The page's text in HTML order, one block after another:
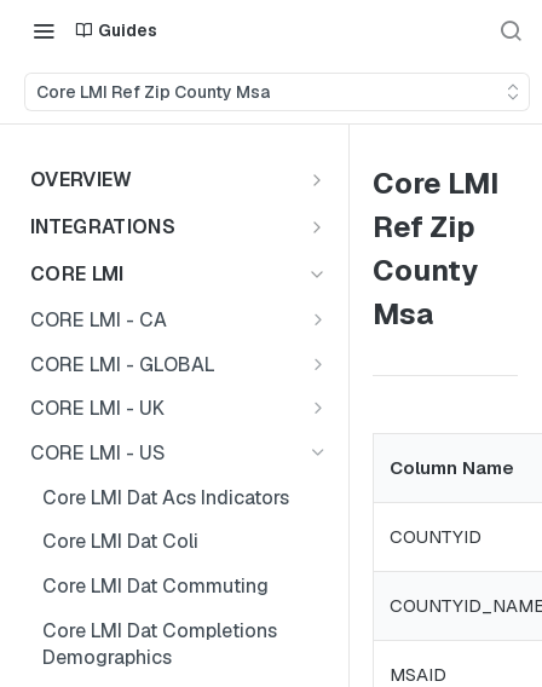
Guides
Core LMI Ref Zip County Msa
OVERVIEW
Important Note
INTEGRATIONS
Shares
CORE LMI
CORE LMI - CA
Core LMI Dat Demog
Core LMI Dat Ed
Core LMI Dat Ind
Core LMI Dat Occ
Core LMI Dat Unemp Ind
Core LMI Dat Wf Demog
Core LMI Ref Csd Cd Prov
Core LMI Ref Csd Cma
CORE LMI - GLOBAL
Core LMI Detailed Dat Ind
Core LMI Detailed Dat Occ
Core LMI Detailed Dim Ind
Core LMI Detailed Dim Occ
Core LMI Detailed Meta
Core LMI Detailed Ref Areaid
CORE LMI - UK
Core LMI Dat Demog
Core LMI Dat Econ Activity
Core LMI Dat Ind
Core LMI Dat Ind Gender Age
Core LMI Dat Occ Gender Age
Core LMI Dat Occ
CORE LMI - US
Core LMI Dat Acs Indicators
Core LMI Dat Coli
Core LMI Dat Commuting
Core LMI Dat Completions
Demographics
Core LMI
Ref Zip
County
Msa
Column Name
COUNTYID
MSAID